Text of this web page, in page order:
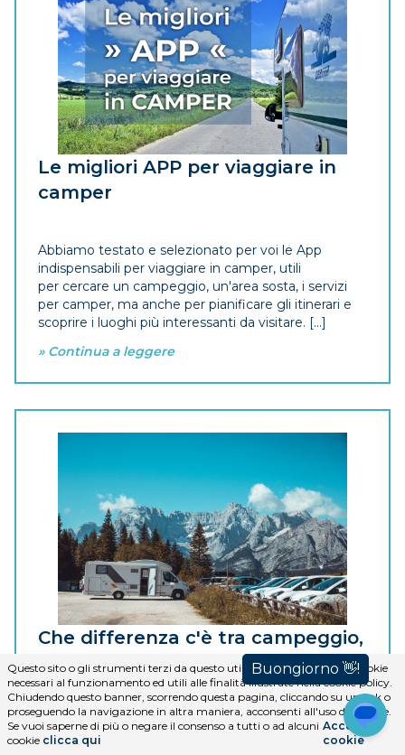
Le migliori APP per viaggiare in
camper
Abbiamo testato e selezionato per voi le App
indispensabili per viaggiare in camper, utili
per cercare un campeggio, un'area sosta, i servizi
per camper, ma anche per pianificare gli itinerari e
scoprire i luoghi più interessanti da visitare. [...]
» Continua a leggere
Che differenza c'è tra campeggio,
area sosta, area attrezzata?
Con questo articolo vi vogliamo parlare delle diverse
soluzioni che ha a disposizione il camperista quando
Questo sito o gli strumenti terzi da questo utilizzati si avvalgono di cookie
necessari al funzionamento ed utili alle finalità illustrate nella cookie policy.
Chiudendo questo banner, scorrendo questa pagina, cliccando su un link o
proseguendo la navigazione in altra maniera, acconsenti all'uso dei cookie.
Se vuoi saperne di più o negare il consenso a tutti o ad alcuni
cookie clicca qui
Accetta i
cookie